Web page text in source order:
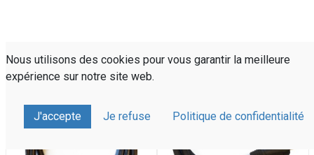
À configurer ! À configurer !
Nous utilisons des cookies pour vous garantir la meilleure
expérience sur notre site web.
J'accepte Je refuse Politique de confidentialité